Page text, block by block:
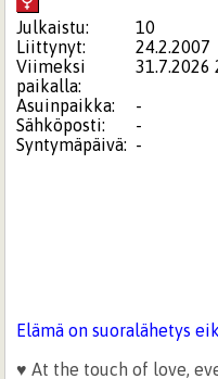
Julkaistu:
10
Liittynyt:
24.2.2007
Viimeksi
paikalla:
31.7.2026
Asuinpaikka:
-
Sähköposti:
-
Syntymäpäivä: -
Elämä on suoralähetys
♥ At the touch of love,